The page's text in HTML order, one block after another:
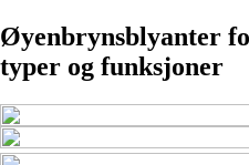
Øyenbrynsblyanter
typer og funksjoner